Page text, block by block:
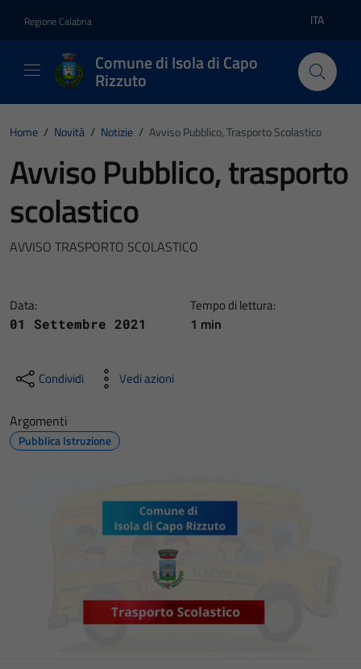
Regione Calabria Lingua
ITA
Comune di Isola di Capo
Rizzuto
Home / Novità / Notizie / Avviso Pubblico, Trasporto Scolastico
Avviso Pubblico, trasporto
scolastico
AVVISO TRASPORTO SCOLASTICO
Data:
01 Settembre 2021
Tempo di lettura:
1 min
Condividi Vedi azioni
Argomenti
Pubblica Istruzione